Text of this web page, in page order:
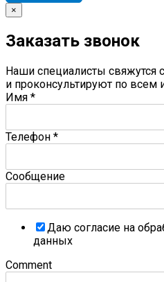
×
Заказать звонок
Наши специалисты
и проконсультируют по
Имя *
Телефон *
Сообщение
Даю согласие на
данных
Comment